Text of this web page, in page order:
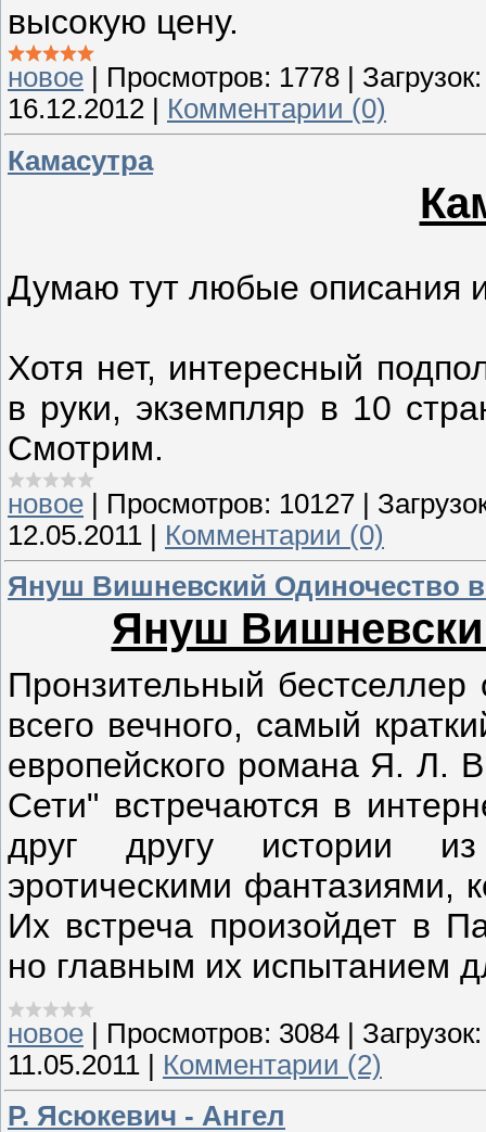
высокую цену.
новое Просмотров: 1778
Загрузок:
16.12.2012
Комментарии (0)
Камасутра
Думаю тут любые описания
Хотя нет, интересный
в руки, экземпляр в 10
Смотрим.
новое | Просмотров: 10127 |
12.05.2011 | Комментарии (0)
Януш Вишневский Одиночество в
Януш
Пронзительный
всего вечного, самый
европейского романа Я. Л.
Сети" встречаются в
друг другу истории
эротическими фантазиями,
Их встреча произойдет в
но главным их испытанием
новое | Просмотров: 3084 | Загрузок:
11.05.2011 | Комментарии (2)
Р. Ясюкевич - Ангел